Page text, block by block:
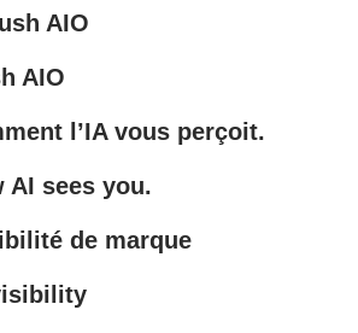
AIO
AIO
l’IA vous perçoit.
AI sees you.
de marque